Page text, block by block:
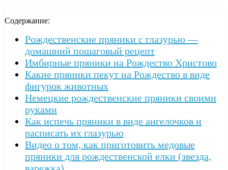
Содержание:
Рождественские пряники с глазурью —
домашний пошаговый рецепт
Имбирные пряники на Рождество Христово
Какие пряники пекут на Рождество в виде
фигурок животных
Немецкие рождественские пряники своими
руками
Как испечь пряники в виде ангелочков и
расписать их глазурью
Видео о том, как приготовить медовые
пряники для рождественской елки (звезда,